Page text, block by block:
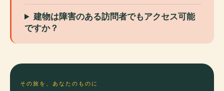
建物は障害のある訪問者でもアクセス可能
ですか？
その旅を、あなたのものに